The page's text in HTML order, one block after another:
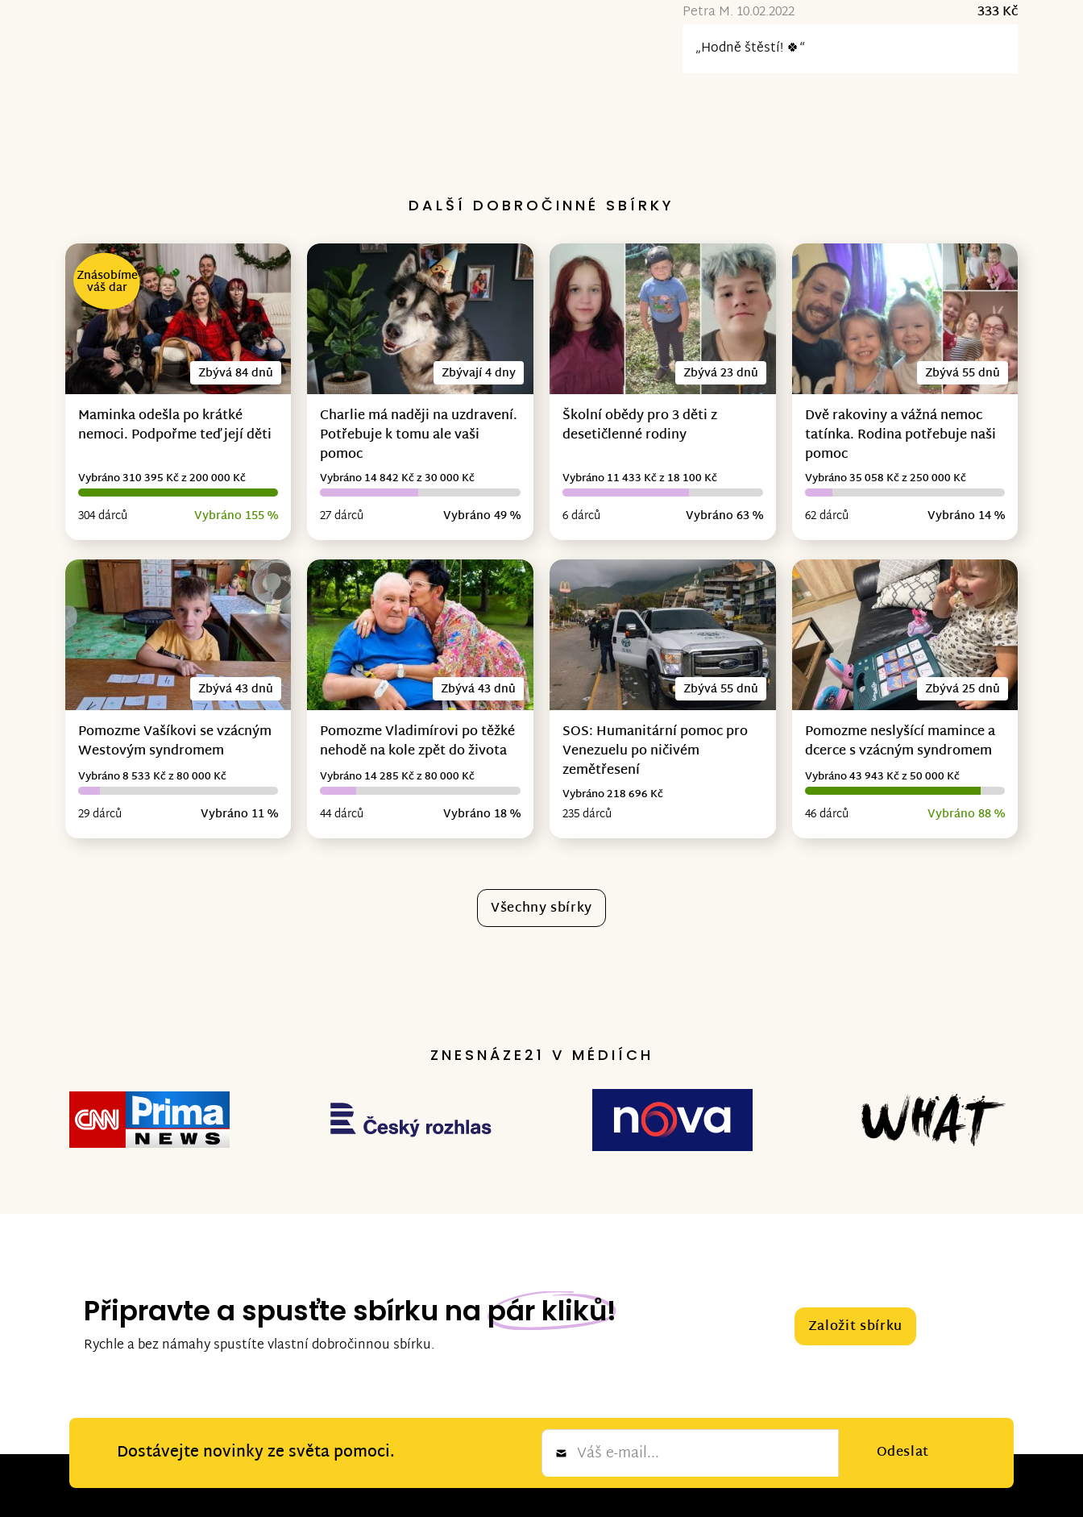
Petra M. 10.02.2022
333 Kč
„Hodně štěstí! 🍀“
DALŠÍ DOBROČINNÉ SBÍRKY
Zbývá 84 dnů
Znásobíme
váš dar
Maminka odešla po krátké
nemoci. Podpořme teď její děti
304 dárců Vybráno 155 %
Vybráno 310 395 Kč z 200 000 Kč
Zbývají 4 dny
Charlie má naději na uzdravení.
Potřebuje k tomu ale vaši
pomoc
27 dárců Vybráno 49 %
Vybráno 14 842 Kč z 30 000 Kč
Zbývá 23 dnů
Školní obědy pro 3 děti z
desetičlenné rodiny
6 dárců Vybráno 63 %
Vybráno 11 433 Kč z 18 100 Kč
Zbývá 55 dnů
Dvě rakoviny a vážná nemoc
tatínka. Rodina potřebuje naši
pomoc
62 dárců Vybráno 14 %
Vybráno 35 058 Kč z 250 000 Kč
Zbývá 43 dnů
Pomozme Vašíkovi se vzácným
Westovým syndromem
29 dárců Vybráno 11 %
Vybráno 8 533 Kč z 80 000 Kč
Zbývá 43 dnů
Pomozme Vladimírovi po těžké
nehodě na kole zpět do života
44 dárců Vybráno 18 %
Vybráno 14 285 Kč z 80 000 Kč
Zbývá 55 dnů
SOS: Humanitární pomoc pro
Venezuelu po ničivém
zemětřesení
235 dárců
Vybráno 218 696 Kč
Zbývá 25 dnů
Pomozme neslyšící mamince a
dcerce s vzácným syndromem
46 dárců Vybráno 88 %
Vybráno 43 943 Kč z 50 000 Kč
Všechny sbírky
ZNESNÁZE21 V MÉDIÍCH
Připravte a spusťte sbírku na pár kliků!
Rychle a bez námahy spustíte vlastní dobročinnou sbírku.
Založit sbírku
Dostávejte novinky ze světa pomoci.
Newsletter
Odeslat